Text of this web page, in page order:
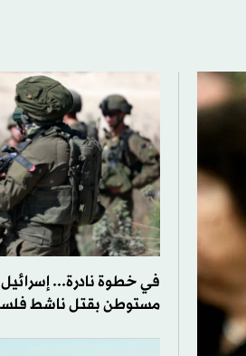
في خطوة نادرة... إسرائيل
مستوطن بقتل ناشط